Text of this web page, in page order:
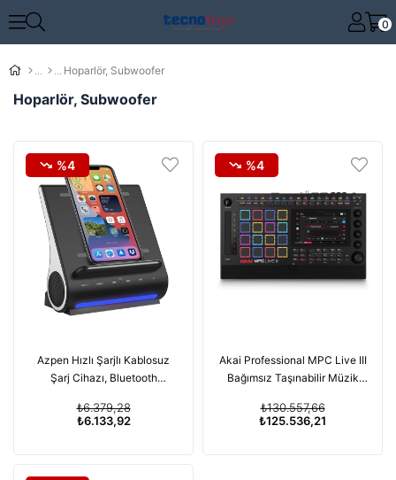
0
Hoparlör, Subwoofer
Hoparlör, Subwoofer
Azpen Hızlı Şarjlı Kablosuz
Şarj Cihazı, Bluetooth
₺6.133,92
₺6.379,28
%4
Akai Professional MPC Live III
Bağımsız Taşınabilir Müzik
₺125.536,21
₺130.557,66
%4